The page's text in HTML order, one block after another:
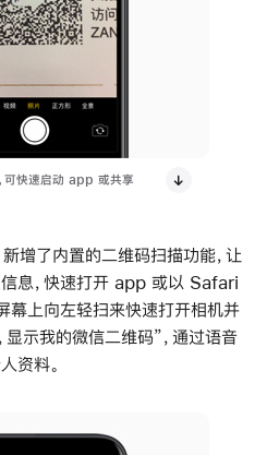
可快速启动 app 或共享
增了内置的二维码扫描功能，让
息，快速打开 app 或以 Safari
幕上向左轻扫来快速打开相机并
显示我的微信二维码”，通过语音
资料。